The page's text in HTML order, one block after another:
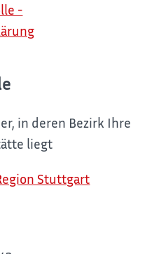
-
in deren Bezirk Ihre
liegt
Stuttgart